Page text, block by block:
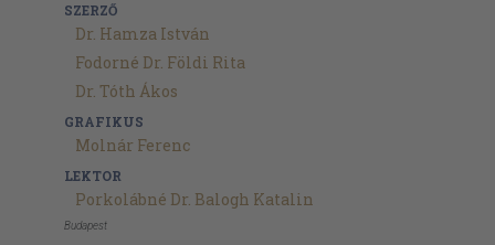
SZERZŐ
Dr. Hamza István
Fodorné Dr. Földi Rita
Dr. Tóth Ákos
GRAFIKUS
Molnár Ferenc
LEKTOR
Porkolábné Dr. Balogh Katalin
Budapest